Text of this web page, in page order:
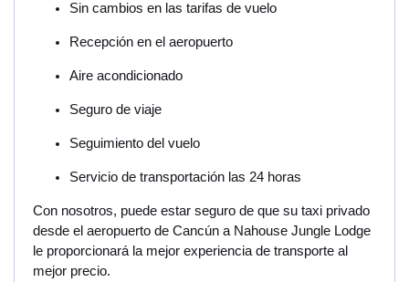
Sin cambios en las tarifas de vuelo
Recepción en el aeropuerto
Aire acondicionado
Seguro de viaje
Seguimiento del vuelo
Servicio de transportación las 24 horas
Con nosotros, puede estar seguro de que su taxi privado
desde el aeropuerto de Cancún a Nahouse Jungle Lodge
le proporcionará la mejor experiencia de transporte al
mejor precio.